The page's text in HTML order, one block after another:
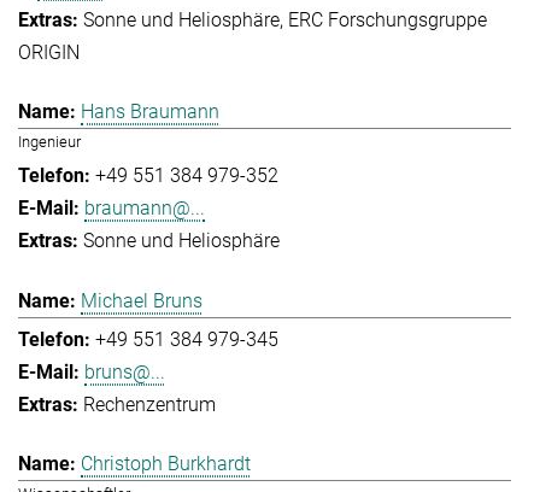
Sonne und Heliosphäre ERC Forschungsgruppe
ORIGIN
Hans Braumann
Ingenieur
+49 551 384 979-352
braumann@...
Sonne und Heliosphäre
Michael Bruns
+49 551 384 979-345
bruns@...
Rechenzentrum
Christoph Burkhardt